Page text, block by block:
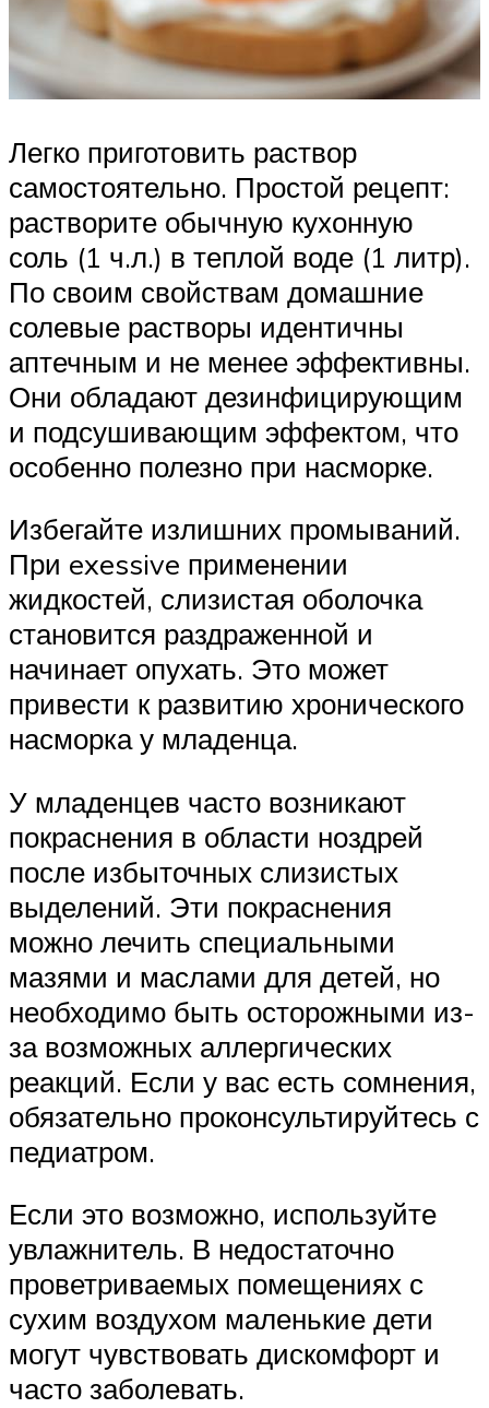
Легко приготовить раствор
самостоятельно. Простой рецепт:
растворите обычную кухонную
соль (1 ч.л.) в теплой воде (1 литр).
По своим свойствам домашние
солевые растворы идентичны
аптечным и не менее эффективны.
Они обладают дезинфицирующим
и подсушивающим эффектом, что
особенно полезно при насморке.
Избегайте излишних промываний.
При exessive применении
жидкостей, слизистая оболочка
становится раздраженной и
начинает опухать. Это может
привести к развитию хронического
насморка у младенца.
У младенцев часто возникают
покраснения в области ноздрей
после избыточных слизистых
выделений. Эти покраснения
можно лечить специальными
мазями и маслами для детей, но
необходимо быть осторожными из-
за возможных аллергических
реакций. Если у вас есть сомнения,
обязательно проконсультируйтесь с
педиатром.
Если это возможно, используйте
увлажнитель. В недостаточно
проветриваемых помещениях с
сухим воздухом маленькие дети
могут чувствовать дискомфорт и
часто заболевать.